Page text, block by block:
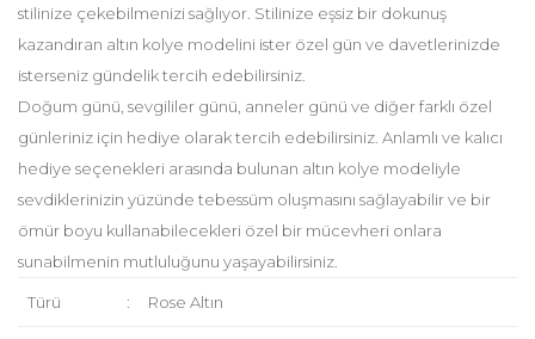
stilinize çekebilmenizi sağlıyor. Stilinize eşsiz bir dokunuş
kazandıran altın kolye modelini ister özel gün ve davetlerinizde
isterseniz gündelik tercih edebilirsiniz.
Doğum günü, sevgililer günü, anneler günü ve diğer farklı özel
günleriniz için hediye olarak tercih edebilirsiniz. Anlamlı ve kalıcı
hediye seçenekleri arasında bulunan altın kolye modeliyle
sevdiklerinizin yüzünde tebessüm oluşmasını sağlayabilir ve bir
ömür boyu kullanabilecekleri özel bir mücevheri onlara
sunabilmenin mutluluğunu yaşayabilirsiniz.
Türü : Rose Altın